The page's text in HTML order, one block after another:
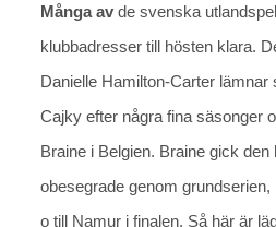
Många av de svenska
klubbadresser till hösten klara.
Danielle Hamilton-Carter
Cajky efter några fina säsonger
Braine i Belgien. Braine gick den
obesegrade genom
o till Namur i finalen. Så här är